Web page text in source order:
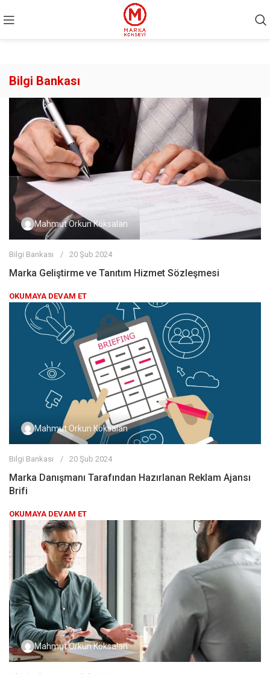
Bilgi Bankası
Mahmut Orkun Köksalan
Bilgi Bankası 20 Şub 2024
Marka Geliştirme ve Tanıtım Hizmet Sözleşmesi
OKUMAYA DEVAM ET
Mahmut Orkun Köksalan
Bilgi Bankası 20 Şub 2024
Marka Danışmanı Tarafından Hazırlanan Reklam Ajansı
Brifi
OKUMAYA DEVAM ET
Mahmut Orkun Köksalan